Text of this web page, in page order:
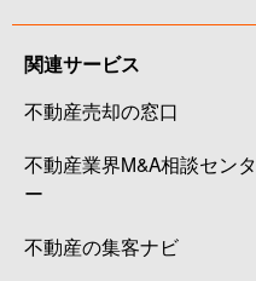
関連サービス
不動産売却の窓口
不動産業界M&A相談センタ
ー
不動産の集客ナビ